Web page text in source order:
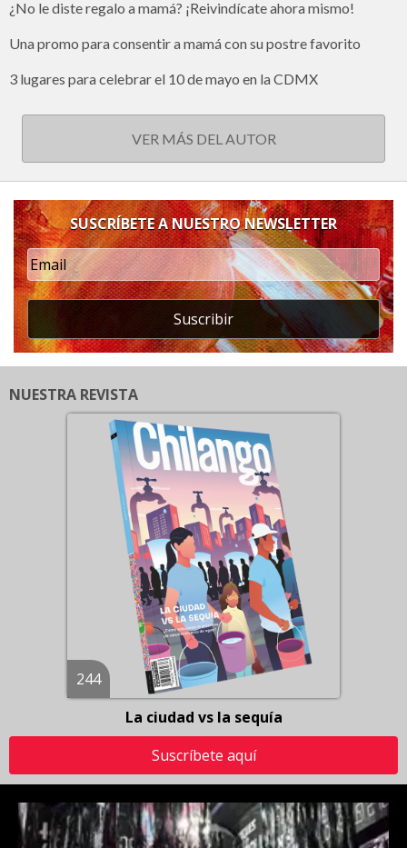
¿No le diste regalo a mamá? ¡Reivindícate ahora mismo!
Una promo para consentir a mamá con su postre favorito
3 lugares para celebrar el 10 de mayo en la CDMX
VER MÁS DEL AUTOR
SUSCRÍBETE A NUESTRO NEWSLETTER
Suscribir
NUESTRA REVISTA
244
La ciudad vs la sequía
Suscríbete aquí